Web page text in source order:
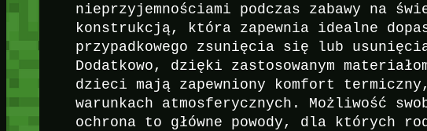
nieprzyjemnościami podczas zabawy na
konstrukcją, która zapewnia idealne
przypadkowego zsunięcia się lub
Dodatkowo, dzięki zastosowanym
dzieci mają zapewniony komfort
warunkach atmosferycznych. Możliwość
ochrona to główne powody, dla których